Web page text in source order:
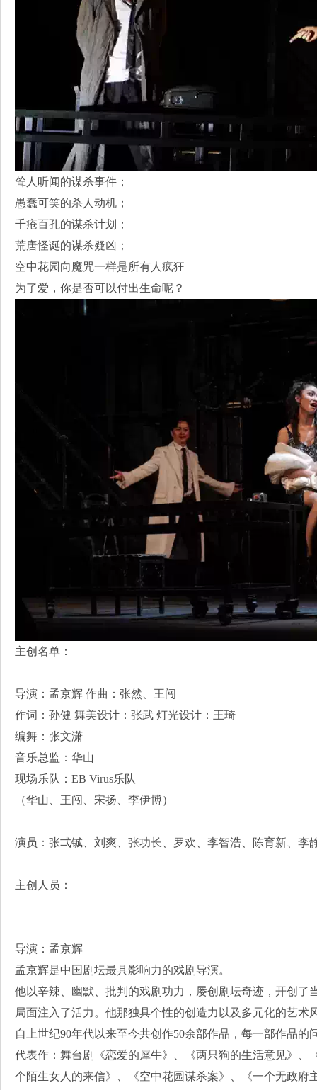
耸人听闻的谋杀事件；
愚蠢可笑的杀人动机；
千疮百孔的谋杀计划；
荒唐怪诞的谋杀疑凶；
空中花园向魔咒一样是所有人疯狂
为了爱，你是否可以付出生命呢？
主创名单：
导演：孟京辉 作曲：张然、王闯
作词：孙健 舞美设计：张武 灯光设计：王琦
编舞：张文潇
音乐总监：华山
现场乐队：EB Virus乐队
（华山、王闯、宋扬、李伊博）
演员：张弌铖、刘爽、张功长、罗欢、李智浩、陈育新、李
主创人员：
导演：孟京辉
孟京辉是中国剧坛最具影响力的戏剧导演。
他以辛辣、幽默、批判的戏剧功力，屡创剧坛奇迹，开创了
局面注入了活力。他那独具个性的创造力以及多元化的艺术
自上世纪90年代以来至今共创作50余部作品，每一部作品的
代表作：舞台剧《恋爱的犀牛》、《两只狗的生活意见》、
个陌生女人的来信》、《空中花园谋杀案》、《一个无政